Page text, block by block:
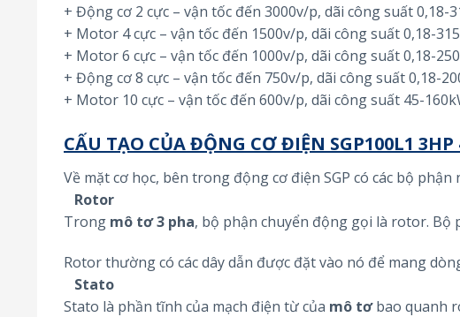
+ Động cơ 2 cực – vận tốc đến 3000v/p, dãi công suất 0,18-
+ Motor 4 cực – vận tốc đến 1500v/p, dãi công suất 0,18-
+ Motor 6 cực – vận tốc đến 1000v/p, dãi công suất 0,18-
+ Động cơ 8 cực – vận tốc đến 750v/p, dãi công suất 0,18-
+ Motor 10 cực – vận tốc đến 600v/p, dãi công suất 45-
CẤU TẠO CỦA ĐỘNG CƠ ĐIỆN SGP100L1 3HP
Về mặt cơ học, bên trong động cơ điện SGP có các bộ phận
Rotor
Trong mô tơ 3 pha, bộ phận chuyển động gọi là rotor. Bộ
Rotor thường có các dây dẫn được đặt vào nó để mang
Stato
Stato là phần tĩnh của mạch điện từ của mô tơbao quanh